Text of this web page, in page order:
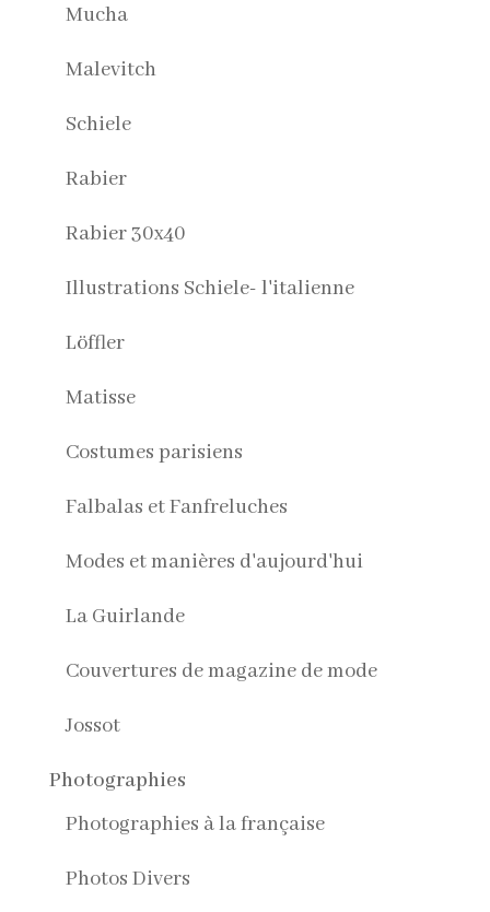
Mucha
Malevitch
Schiele
Rabier
Rabier 30x40
Illustrations Schiele- l'italienne
Löffler
Matisse
Costumes parisiens
Falbalas et Fanfreluches
Modes et manières d'aujourd'hui
La Guirlande
Couvertures de magazine de mode
Jossot
Photographies
Photographies à la française
Photos Divers